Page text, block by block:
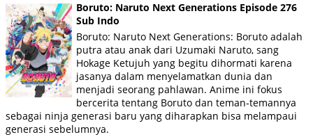
Boruto: Naruto Next Generations Episode 276
Sub Indo
Boruto: Naruto Next Generations: Boruto adalah
putra atau anak dari Uzumaki Naruto, sang
Hokage Ketujuh yang begitu dihormati karena
jasanya dalam menyelamatkan dunia dan
menjadi seorang pahlawan. Anime ini fokus
bercerita tentang Boruto dan teman-temannya
sebagai ninja generasi baru yang diharapkan bisa melampaui
generasi sebelumnya.